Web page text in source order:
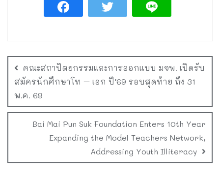
คณะสถาปัตยกรรมและการออกแบบ มจพ. เปิดรับ
สมัครนักศึกษาโท – เอก ปี’69 รอบสุดท้าย ถึง 31
พ.ค. 69
Bai Mai Pun Suk Foundation Enters 10th Year
Expanding the Model Teachers Network,
Addressing Youth Illiteracy